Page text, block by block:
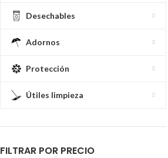
Desechables
Adornos
Protección
Útiles limpieza
FILTRAR POR PRECIO